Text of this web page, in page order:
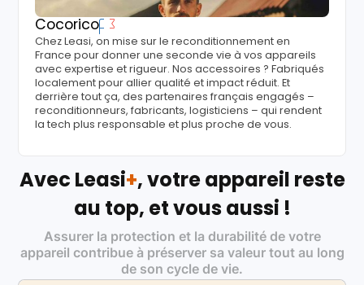
Cocorico
Chez Leasi, on mise sur le reconditionnement en
France pour donner une seconde vie à vos appareils
avec expertise et rigueur. Nos accessoires ? Fabriqués
localement pour allier qualité et impact réduit. Et
derrière tout ça, des partenaires français engagés –
reconditionneurs, fabricants, logisticiens – qui rendent
la tech plus responsable et plus proche de vous.
Avec Leasi+, votre appareil reste
au top, et vous aussi !
Assurer la protection et la durabilité de votre
appareil contribue à préserver sa valeur tout au long
de son cycle de vie.